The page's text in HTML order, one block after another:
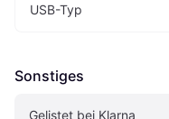
USB-Typ
Sonstiges
Gelistet bei Klarna